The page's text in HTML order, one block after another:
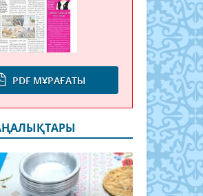
PDF МҰРАҒАТЫ